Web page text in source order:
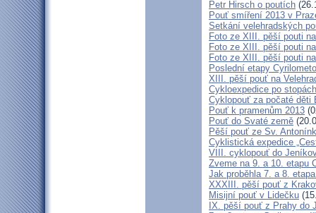
Petr Hirsch o poutích
Pouť smíření 2013 v
Setkání velehradských
Foto ze XIII. pěší pouti
Foto ze XIII. pěší pouti
Foto ze XIII. pěší pouti
Poslední etapy
XIII. pěší pouť na
Cykloexpedice po
Cyklopouť za počaté děti
Pouť k pramenům 2013
Pouť do Svaté země
Pěší pouť ze Sv.
Cyklistická expedice
VIII. cyklopouť do
Zveme na 9. a 10. etapu
Jak proběhla 7. a 8.
XXXIII. pěší pouť z
Misijní pouť v Lidečku
IX. pěší pouť z Prahy do